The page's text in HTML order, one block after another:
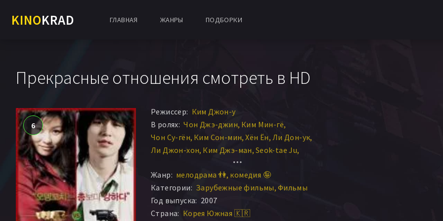
KINOKRAD ГЛАВНАЯ ЖАНРЫ ПОДБОРКИ
Прекрасные отношения смотреть в HD
6
Режиссер: Ким Джон-у
В ролях: Чон Джэ-джин Ким Мин-гё
Чон Су-гён Ким Сон-мин Хён Ён Ли Дон-ук
Ли Джон-хон Ким Джэ-ман Seok-tae Ju
Жанр: мелодрама 👫 комедия 🤪
Категории: Зарубежные фильмы Фильмы
Год выпуска: 2007
Страна: Корея Южная 🇰🇷